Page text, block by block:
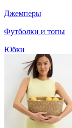
Джемперы
Футболки и топы
Юбки